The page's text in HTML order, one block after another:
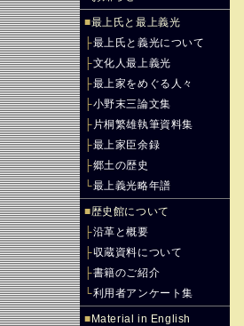
■最上氏と最上義光
├最上氏と義光について
├文化人最上義光
├最上家をめぐる人々
├小野末三論文集
├ 片桐繁雄執筆資料集
├最上家臣余録
├郷土の歴史
└最上義光略年譜
■歴史館について
├沿革と概要
├収蔵資料について
├書籍のご紹介
└利用者アンケート集
■ Material in English